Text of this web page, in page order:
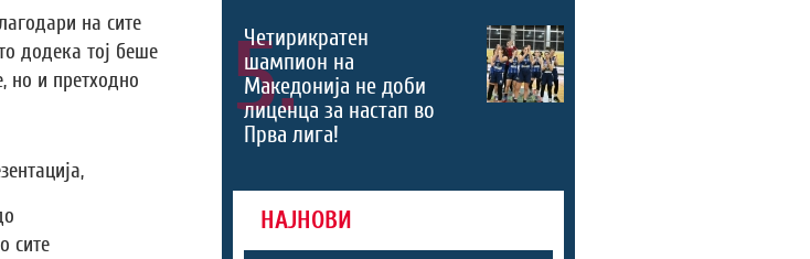
на сите
додека тој беше
но и претходно
сите
5.
Четирикратен
шампион на
Македонија не доби
лиценца за настап во
Прва лига!
НАЈНОВИ